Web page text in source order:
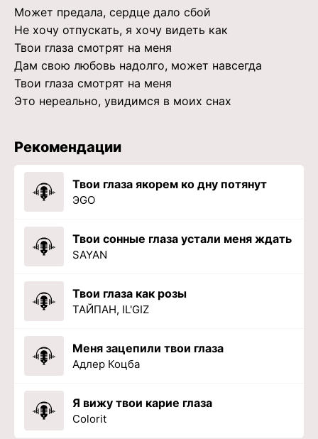
Может предала, сердце дало сбой
Не хочу отпускать, я хочу видеть как
Твои глаза смотрят на меня
Дам свою любовь надолго, может навсегда
Твои глаза смотрят на меня
Это нереально, увидимся в моих снах
Рекомендации
Твои глаза якорем ко дну потянут
ЭGO
Твои сонные глаза устали меня ждать
SAYAN
Твои глаза как розы
ТАЙПАН, IL'GIZ
Меня зацепили твои глаза
Адлер Коцба
Я вижу твои карие глаза
Colorit